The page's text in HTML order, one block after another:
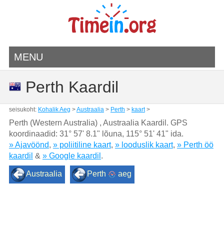
MENU
Perth Kaardil
seisukoht: Kohalik Aeg >Austraalia> Perth > kaart>
Perth (Western Australia) , Austraalia Kaardil. GPS
koordinaadid: 31° 57' 8.1" lõuna, 115° 51' 41" ida.
» Ajavöönd, » poliitiline kaart, » looduslik kaart, » Perth öö
kaardil & » Google kaardil .
Austraalia Perth aeg